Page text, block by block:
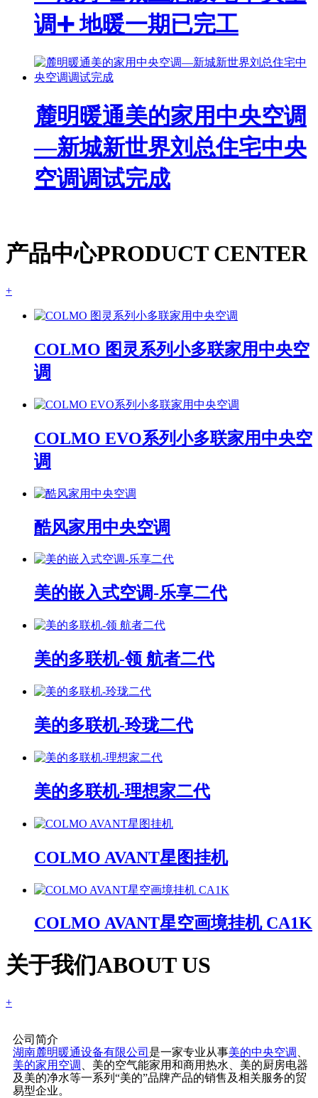
调➕ 地暖一期已完工
麓明暖通美的家用中央空调
—新城新世界刘总住宅中央
空调调试完成
产品中心PRODUCT CENTER
+
COLMO 图灵系列小多联家用中央空
调
COLMO EVO系列小多联家用中央空
调
酷风家用中央空调
美的嵌入式空调-乐享二代
美的多联机-领 航者二代
美的多联机-玲珑二代
美的多联机-理想家二代
COLMO AVANT星图挂机
COLMO AVANT星空画境挂机 CA1K
关于我们ABOUT US
+
公司简介
湖南麓明暖通设备有限公司 是一家专业从事美的中央空调
美的家用空调
、美的空气能家用和商用热水、美的厨房电器
及美的净水等一系列“美的”品牌产品的销售及相关服务的贸
易型企业。